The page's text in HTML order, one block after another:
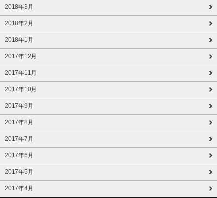
2018年3月
2018年2月
2018年1月
2017年12月
2017年11月
2017年10月
2017年9月
2017年8月
2017年7月
2017年6月
2017年5月
2017年4月